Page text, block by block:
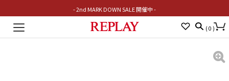
- 2nd MARK DOWN SALE 開催中 -
Toggle
( 0 )